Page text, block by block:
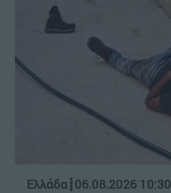
Ελλάδα┋06.08.2026 10:30